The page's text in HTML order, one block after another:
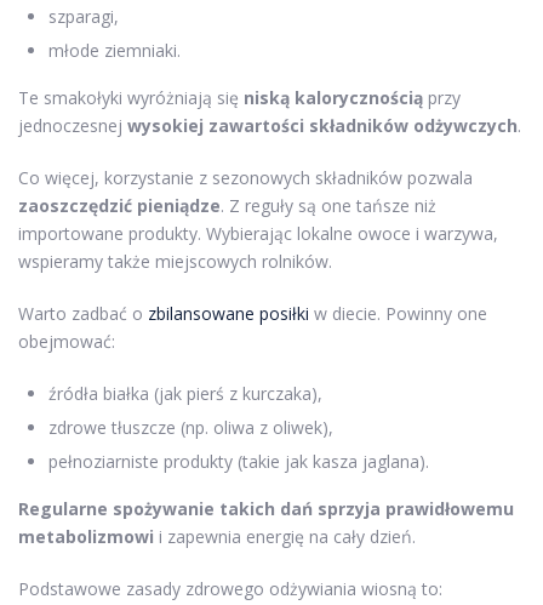
szparagi,
młode ziemniaki.
Te smakołyki wyróżniają się niską kalorycznością przy
jednoczesnej wysokiej zawartości składników odżywczych.
Co więcej, korzystanie z sezonowych składników pozwala
zaoszczędzić pieniądze. Z reguły są one tańsze niż
importowane produkty. Wybierając lokalne owoce i warzywa,
wspieramy także miejscowych rolników.
Warto zadbać o zbilansowane posiłki w diecie. Powinny one
obejmować:
źródła białka (jak pierś z kurczaka),
zdrowe tłuszcze (np. oliwa z oliwek),
pełnoziarniste produkty (takie jak kasza jaglana).
Regularne spożywanie takich dań sprzyja prawidłowemu
metabolizmowi i zapewnia energię na cały dzień.
Podstawowe zasady zdrowego odżywiania wiosną to: